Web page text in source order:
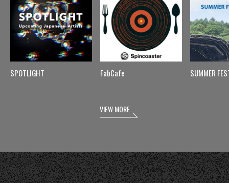
SPOTLIGHT FabCafe SUMMER
VIEW MORE